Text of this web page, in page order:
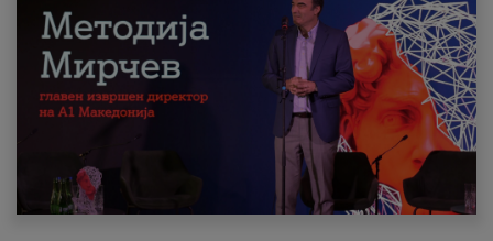
МК EN
Приватни Деловни
Поддршка
Надополни кредит